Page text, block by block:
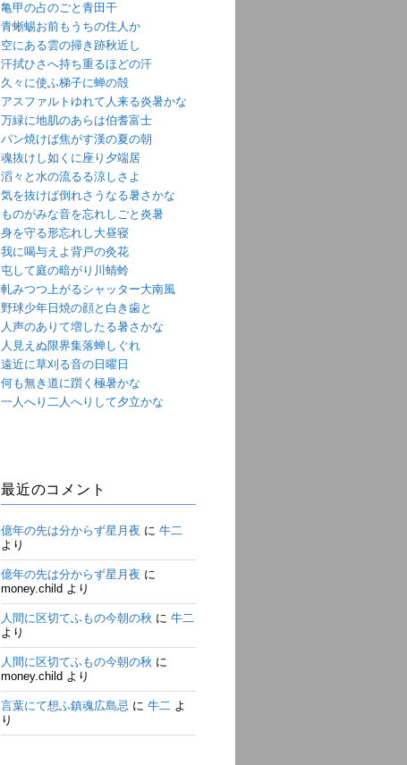
亀甲の占のごと青田干
青蜥蜴お前もうちの住人か
空にある雲の掃き跡秋近し
汗拭ひさへ持ち重るほどの汗
久々に使ふ梯子に蝉の殻
アスファルトゆれて人来る炎暑かな
万緑に地肌のあらは伯耆富士
パン焼けば焦がす漢の夏の朝
魂抜けし如くに座り夕端居
滔々と水の流るる涼しさよ
気を抜けば倒れさうなる暑さかな
ものがみな音を忘れしごと炎暑
身を守る形忘れし大昼寝
我に喝与えよ背戸の灸花
屯して庭の暗がり川蜻蛉
軋みつつ上がるシャッター大南風
野球少年日焼の顔と白き歯と
人声のありて増したる暑さかな
人見えぬ限界集落蝉しぐれ
遠近に草刈る音の日曜日
何も無き道に躓く極暑かな
一人へり二人へりして夕立かな
最近のコメント
億年の先は分からず星月夜 に牛二
より
億年の先は分からず星月夜 に
money.child より
人間に区切てふもの今朝の秋 に牛二
より
人間に区切てふもの今朝の秋 に
money.child より
言葉にて想ふ鎮魂広島忌 に牛二 よ
り